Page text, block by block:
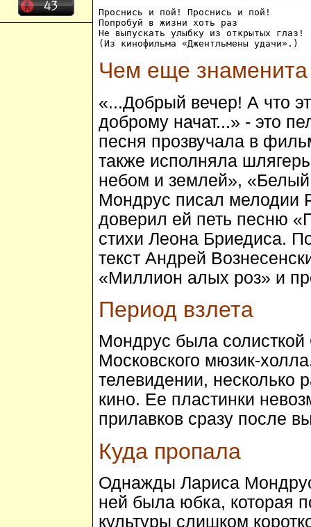
Проснись и пой! Проснись и пой!
Попробуй в жизни хоть раз
Не выпускать улыбку из открытых
Чем еще знаменита
«...Добрый вечер! А что
доброму начат...» - это
песня прозвучала в
также исполняла
небом и землей»,
Мондрус писал
доверил ей петь песню
стихи Леона Бриедиса.
текст Андрей
«Миллион алых роз» и
Период взлета
Мондрус была
Московского мюзик-
телевидении, несколько
кино. Ее пластинки
прилавков сразу после
Куда пропала
Однажды Лариса
ней была юбка, которая
культуры слишком